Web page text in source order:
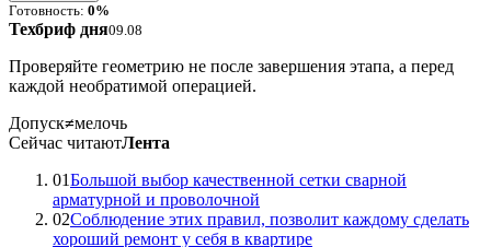
Готовность: 0%
Техбриф дня09.08
Проверяйте геометрию не после завершения этапа, а перед
каждой необратимой операцией.
Допуск≠мелочь
Сейчас читаютЛента
01Большой выбор качественной сетки сварной
арматурной и проволочной
02Соблюдение этих правил, позволит каждому сделать
хороший ремонт у себя в квартире